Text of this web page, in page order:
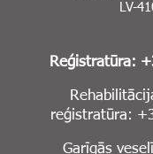
LV-
Reģistratūra:
reģistratūra:
Garīgās